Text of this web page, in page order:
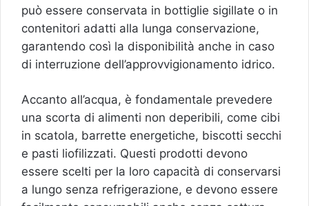
può essere conservata in bottiglie sigillate o in
contenitori adatti alla lunga conservazione,
garantendo così la disponibilità anche in caso
di interruzione dell’approvvigionamento idrico.
Accanto all’acqua, è fondamentale prevedere
una scorta di alimenti non deperibili, come cibi
in scatola, barrette energetiche, biscotti secchi
e pasti liofilizzati. Questi prodotti devono
essere scelti per la loro capacità di conservarsi
a lungo senza refrigerazione, e devono essere